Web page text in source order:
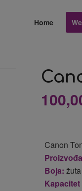
Home
Canon
Boja: žuta